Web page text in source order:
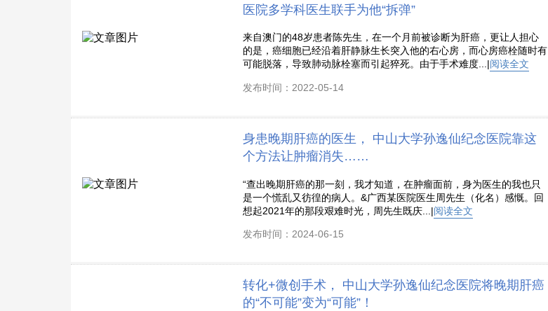
医院多学科医生联手为他“拆弹”
来自澳门的48岁患者陈先生，在一个月前被诊断为肝癌，更让人担心
的是，癌细胞已经沿着肝静脉生长突入他的右心房，而心房癌栓随时有
可能脱落，导致肺动脉栓塞而引起猝死。由于手术难度...|阅读全文
发布时间：2022-05-14
身患晚期肝癌的医生， 中山大学孙逸仙纪念医院靠这
个方法让肿瘤消失……
“查出晚期肝癌的那一刻，我才知道，在肿瘤面前，身为医生的我也只
是一个慌乱又彷徨的病人。&广西某医院医生周先生（化名）感慨。回
想起2021年的那段艰难时光，周先生既庆...|阅读全文
发布时间：2024-06-15
转化+微创手术， 中山大学孙逸仙纪念医院将晚期肝癌
的“不可能”变为“可能”！